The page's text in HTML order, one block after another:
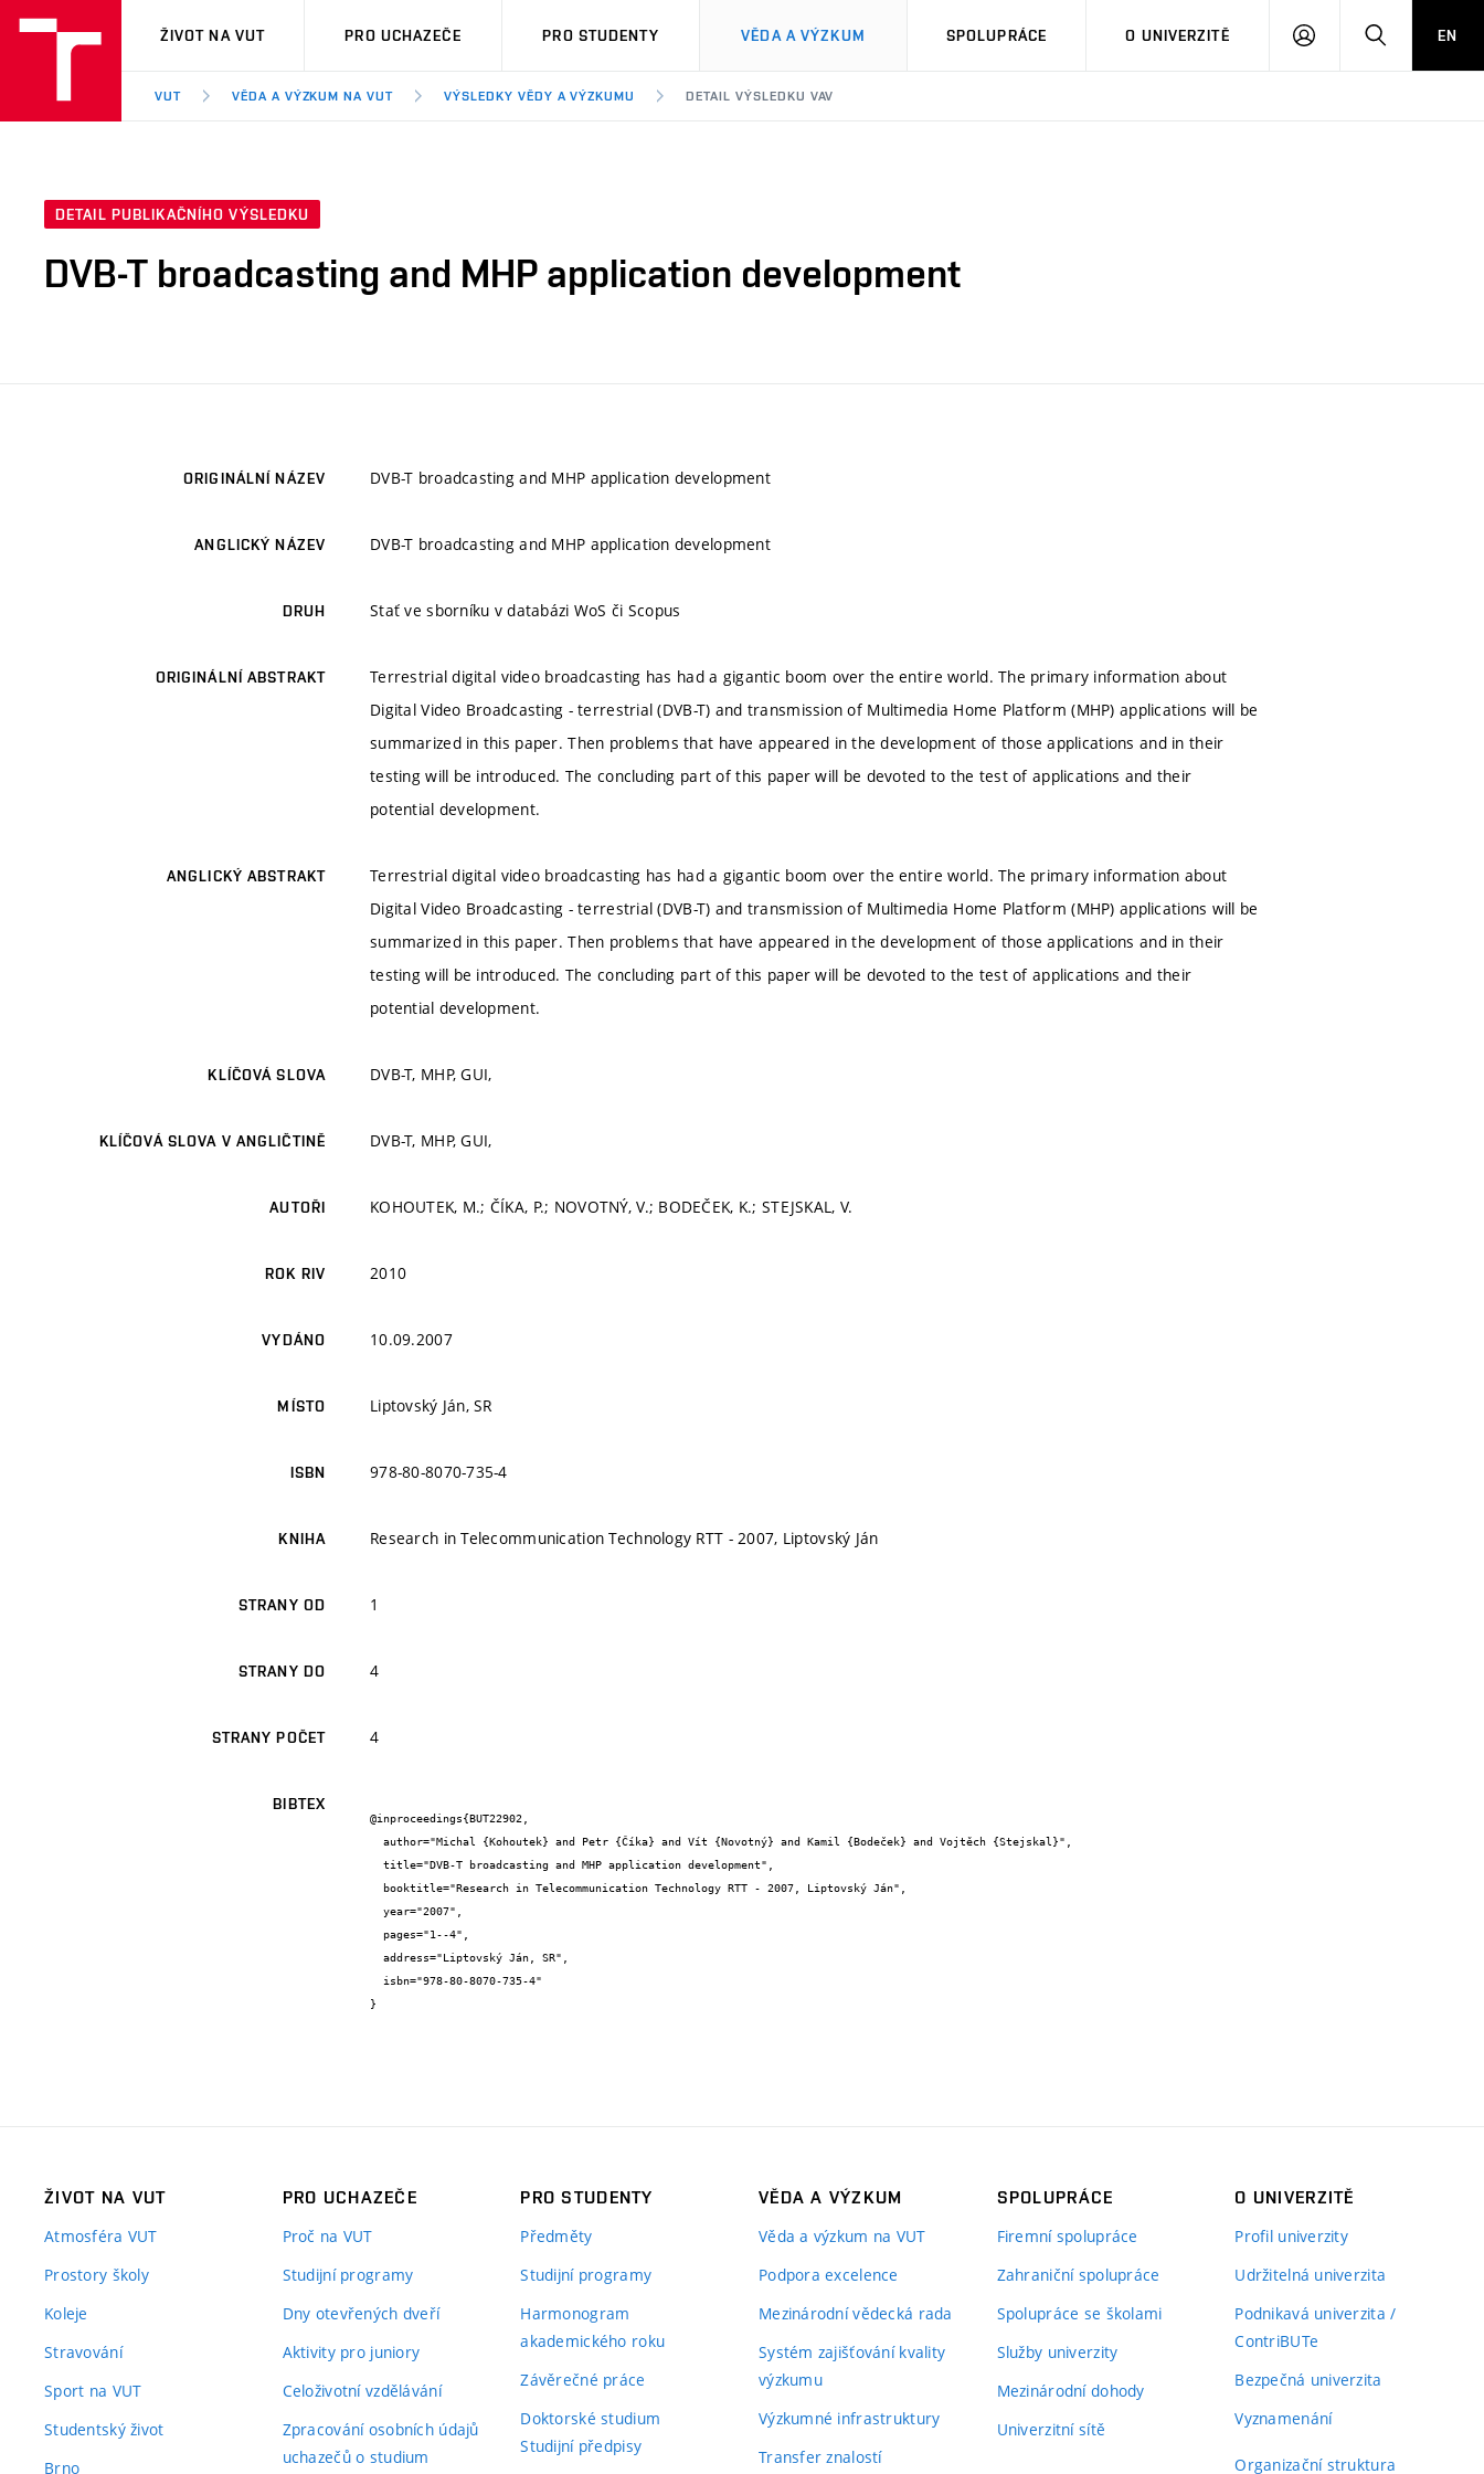
VUT
ŽIVOT NA VUT PRO UCHAZEČE PRO STUDENTY VĚDA A VÝZKUM SPOLUPRÁCE O UNIVERZITĚ
PŘIHLÁSIT HLEDATEN
VUT VĚDA A VÝZKUM NA VUT VÝSLEDKY VĚDY A VÝZKUMU DETAIL VÝSLEDKU VAV
DETAIL PUBLIKAČNÍHO VÝSLEDKU
DVB-T broadcasting and MHP application development
ORIGINÁLNÍ NÁZEV DVB-T broadcasting and MHP application development
ANGLICKÝ NÁZEV DVB-T broadcasting and MHP application development
DRUH Stať ve sborníku v databázi WoS či Scopus
ORIGINÁLNÍ ABSTRAKT
Terrestrial digital video broadcasting has had a gigantic boom over the entire world. The primary information about
Digital Video Broadcasting - terrestrial (DVB-T) and transmission of Multimedia Home Platform (MHP) applications will be
summarized in this paper. Then problems that have appeared in the development of those applications and in their
testing will be introduced. The concluding part of this paper will be devoted to the test of applications and their
potential development.
ANGLICKÝ ABSTRAKT
Terrestrial digital video broadcasting has had a gigantic boom over the entire world. The primary information about
Digital Video Broadcasting - terrestrial (DVB-T) and transmission of Multimedia Home Platform (MHP) applications will be
summarized in this paper. Then problems that have appeared in the development of those applications and in their
testing will be introduced. The concluding part of this paper will be devoted to the test of applications and their
potential development.
KLÍČOVÁ SLOVA DVB-T, MHP, GUI,
KLÍČOVÁ SLOVA V ANGLIČTINĚ DVB-T, MHP, GUI,
AUTOŘI KOHOUTEK, M.; ČÍKA, P.; NOVOTNÝ, V.; BODEČEK, K.; STEJSKAL, V.
ROK RIV 2010
VYDÁNO 10.09.2007
MÍSTO Liptovský Ján, SR
ISBN 978-80-8070-735-4
KNIHA Research in Telecommunication Technology RTT - 2007, Liptovský Ján
STRANY OD 1
STRANY DO 4
STRANY POČET 4
BIBTEX
@inproceedings{BUT22902,
}
ŽIVOT NA VUT
Atmosféra VUT
Prostory školy
Koleje
Stravování
Sport na VUT
Studentský život
Brno
PRO UCHAZEČE
Proč na VUT
Studijní programy
Dny otevřených dveří
Aktivity pro juniory
Celoživotní vzdělávání
Zpracování osobních údajů
uchazečů o studium
PRO STUDENTY
Předměty
Studijní programy
Harmonogram
akademického roku
Závěrečné práce
Doktorské studium
Studijní předpisy
VĚDA A VÝZKUM
Věda a výzkum na VUT
Podpora excelence
Mezinárodní vědecká rada
Systém zajišťování kvality
výzkumu
Výzkumné infrastruktury
Transfer znalostí
SPOLUPRÁCE
Firemní spolupráce
Zahraniční spolupráce
Spolupráce se školami
Služby univerzity
Mezinárodní dohody
Univerzitní sítě
O UNIVERZITĚ
Profil univerzity
Udržitelná univerzita
Podnikavá univerzita /
ContriBUTe
Bezpečná univerzita
Vyznamenání
Organizační struktura